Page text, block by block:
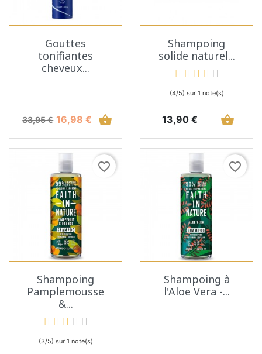
Gouttes
tonifiantes
cheveux...
Prix de base
33,95 € Prix
16,98 € shopping_basket
Shampoing
solide naturel...
(4/5) sur 1 note(s)
Prix
13,90 € shopping_basket
favorite_border
Shampoing
Pamplemousse
&...
(3/5) sur 1 note(s)
favorite_border
Shampoing à
l'Aloe Vera -...